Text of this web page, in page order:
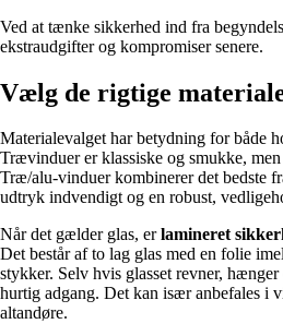
Ved at tænke sikkerhed ind fra
ekstraudgifter og kompromiser senere.
Vælg de rigtige
Materialevalget har betydning for både
Trævinduer er klassiske og smukke,
Træ/alu-vinduer kombinerer det bedste
udtryk indvendigt og en robust,
Når det gælder glas, erlamineret
Det består af to lag glas med en folie
stykker. Selv hvis glasset revner,
hurtig adgang. Det kan især anbefales i
altandøre.